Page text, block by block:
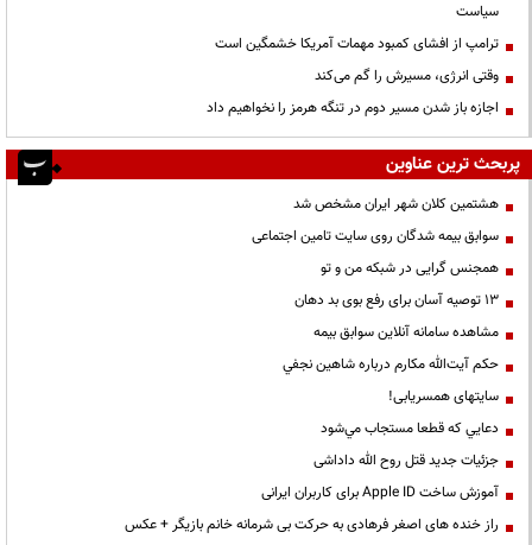
سیاست
ترامپ از افشای کمبود مهمات آمریکا خشمگین است
وقتی انرژی، مسیرش را گم می‌کند
اجازه باز شدن مسیر دوم در تنگه هرمز را نخواهیم داد
پربحث ترین عناوین
هشتمین کلان شهر ایران مشخص شد
سوابق بیمه شدگان روی سایت تامین اجتماعی
همجنس گرایی در شبکه من و تو
13 توصیه آسان برای رفع بوی بد دهان
مشاهده سامانه آنلاين سوابق بیمه
حكم آيت‌الله مكارم درباره شاهين نجفي
سایتهای همسریابی!
دعايي كه قطعا مستجاب مي‌شود
جزئیات جدید قتل روح الله داداشی
آموزش ساخت Apple ID برای کاربران ایرانی
راز خنده های اصغر فرهادی به حرکت بی شرمانه خانم بازیگر + عکس